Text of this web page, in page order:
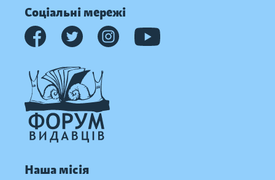
Соціальні мережі
Наша місія